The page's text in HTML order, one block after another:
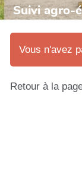
Suivi agro-
Vous n'avez
Retour à la